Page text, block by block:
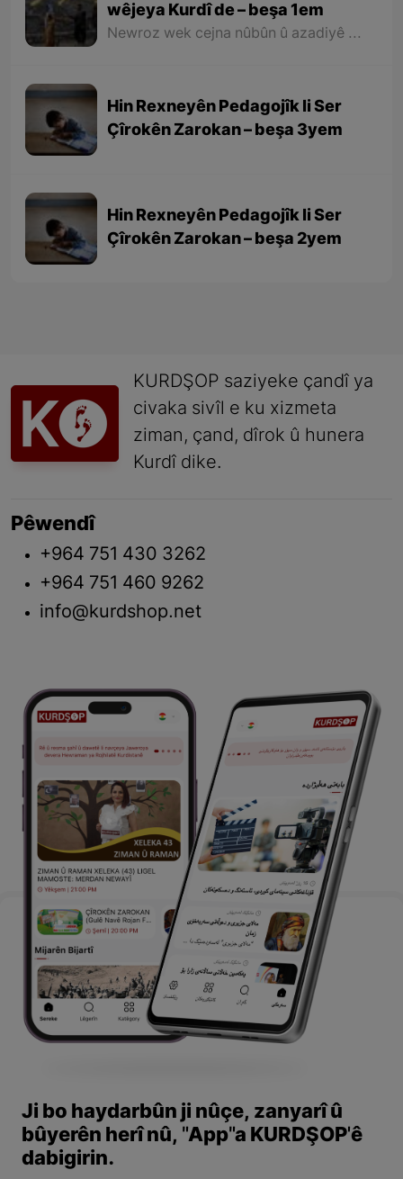
wêjeya Kurdî de – beşa 1em
Newroz wek cejna nûbûn û azadiyê di wêjeya Kurdî de û li cem helbestvan û nivîskarên Kurd, hertim girîngiya xwe hebûye. Helbestvan û nivîskarên Kurd di helbest û nivîsên xwe de Newroz wek bedewiyek, dergeheke azadiyê û sembola rizgariya netewî bi kar anîne. Ev mijare jî vedigere bo girêdana înkarkirî ya Kurd û Kurdistanê bi Newrozê re.
Hin Rexneyên Pedagojîk li Ser
Çîrokên Zarokan – beşa 3yem
Hin Rexneyên Pedagojîk li Ser
Çîrokên Zarokan – beşa 2yem
KURDŞOP saziyeke çandî ya
civaka sivîl e ku xizmeta
ziman, çand, dîrok û hunera
Kurdî dike.
Pêwendî
+964 751 430 3262
+964 751 460 9262
info@kurdshop.net
Ji bo haydarbûn ji nûçe, zanyarî û
bûyerên herî nû, "App"a KURDŞOP'ê
dabigirin.